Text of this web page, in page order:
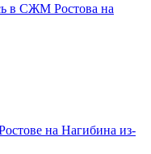
в СЖМ Ростова на
на Нагибина из-